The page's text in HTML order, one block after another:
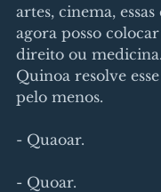
artes, cinema, essas
agora posso
direito ou medicina.
Quinoa resolve
pelo menos.
- Quaoar.
- Quoar.